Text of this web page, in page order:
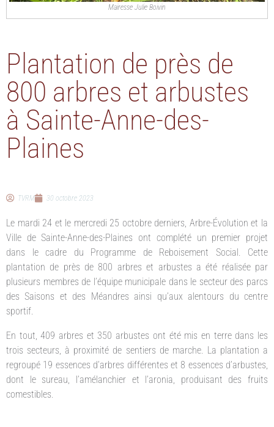
Mairesse Julie Boivin
Plantation de près de
800 arbres et arbustes
à Sainte-Anne-des-
Plaines
TVRM 30 octobre 2023
Le mardi 24 et le mercredi 25 octobre derniers, Arbre-Évolution et la
Ville de Sainte-Anne-des-Plaines ont complété un premier projet
dans le cadre du Programme de Reboisement Social. Cette
plantation de près de 800 arbres et arbustes a été réalisée par
plusieurs membres de l’équipe municipale dans le secteur des parcs
des Saisons et des Méandres ainsi qu’aux alentours du centre
sportif.
En tout, 409 arbres et 350 arbustes ont été mis en terre dans les
trois secteurs, à proximité de sentiers de marche. La plantation a
regroupé 19 essences d’arbres différentes et 8 essences d’arbustes,
dont le sureau, l’amélanchier et l’aronia, produisant des fruits
comestibles.